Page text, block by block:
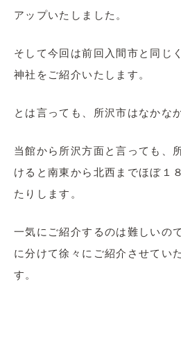
アップいたしました。
そして今回は前回入間市と同じ
神社をご紹介いたします。
とは言っても、所沢市はなかな
当館から所沢方面と言っても、
けると南東から北西までほぼ１
たりします。
一気にご紹介するのは難しいの
に分けて徐々にご紹介させてい
す。